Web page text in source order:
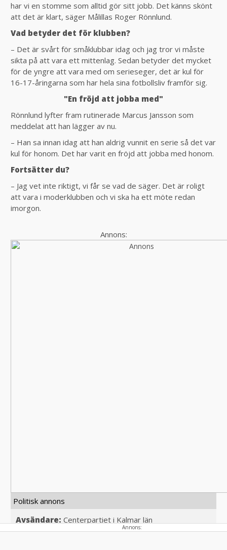
har vi en stomme som alltid gör sitt jobb. Det känns skönt
att det är klart, säger Målillas Roger Rönnlund.
Vad betyder det för klubben?
– Det är svårt för småklubbar idag och jag tror vi måste
sikta på att vara ett mittenlag. Sedan betyder det mycket
för de yngre att vara med om serieseger, det är kul för
16-17-åringarna som har hela sina fotbollsliv framför sig.
"En fröjd att jobba med"
Rönnlund lyfter fram rutinerade Marcus Jansson som
meddelat att han lägger av nu.
– Han sa innan idag att han aldrig vunnit en serie så det var
kul för honom. Det har varit en fröjd att jobba med honom.
Fortsätter du?
– Jag vet inte riktigt, vi får se vad de säger. Det är roligt
att vara i moderklubben och vi ska ha ett möte redan
imorgon.
Annons:
Politisk annons
Avsändare: Centerpartiet i Kalmar län
Annons: